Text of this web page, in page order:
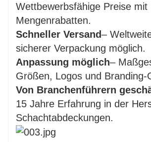
Wettbewerbsfähige Preise mit
Mengenrabatten.
Schneller Versand–
sicherer Verpackung möglich.
Anpassung möglich–
Größen, Logos und Branding-
Von Branchenführern
15 Jahre Erfahrung in der
Schachtabdeckungen.